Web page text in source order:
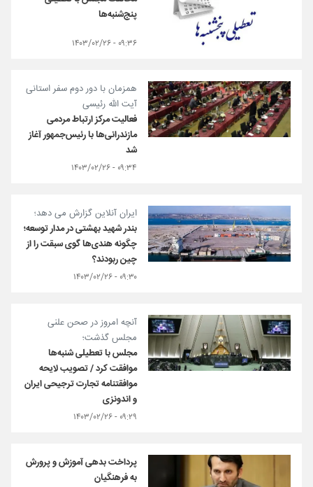
پنج‌شنبه‌ها
۰۹:۳۶ - ۱۴۰۳/۰۲/۲۶
همزمان با دور دوم سفر استانی
آیت الله رئیسی
فعالیت مرکز ارتباط مردمی
مازندرانی‌ها با رئیس‌جمهور آغاز
شد
۰۹:۳۴ - ۱۴۰۳/۰۲/۲۶
ایران آنلاین گزارش می دهد؛
بندر شهید بهشتی در مدار توسعه؛
چگونه هندی‌ها گوی سبقت را از
چین ربودند؟
۰۹:۳۰ - ۱۴۰۳/۰۲/۲۶
آنچه امروز در صحن علنی
مجلس گذشت؛
مجلس با تعطیلی شنبه‌ها
موافقت کرد / تصویب لایحه
موافقتنامه تجارت ترجیحی ایران
و اندونزی
۰۹:۲۹ - ۱۴۰۳/۰۲/۲۶
پرداخت بدهی آموزش و پرورش
به فرهنگیان